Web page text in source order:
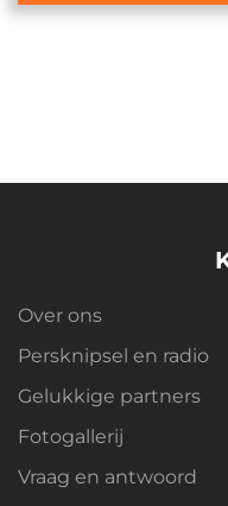
Over ons
Persknipsel en radio
Gelukkige partners
Fotogallerij
Vraag en antwoord